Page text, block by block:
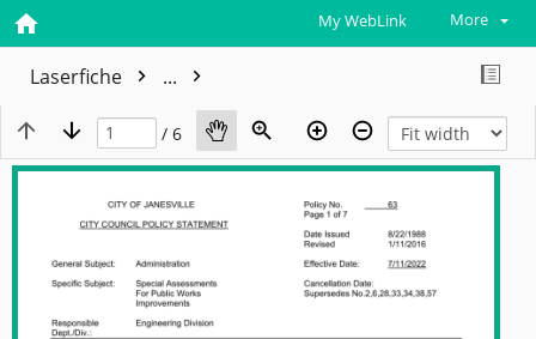
My WebLink More
Laserfiche ...
/ 6
View plain text